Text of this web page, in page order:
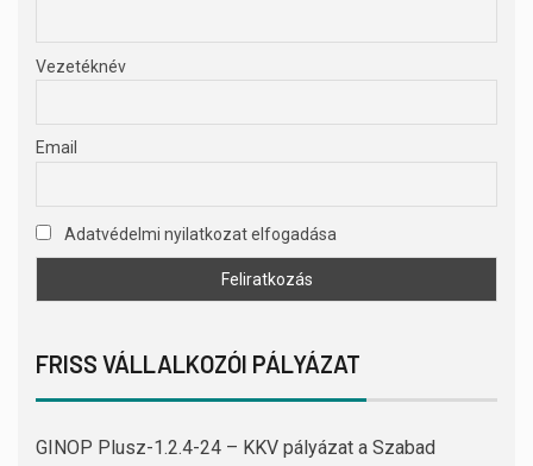
Vezetéknév
Email
Adatvédelmi nyilatkozat elfogadása
FRISS VÁLLALKOZÓI PÁLYÁZAT
GINOP Plusz-1.2.4-24 – KKV pályázat a Szabad